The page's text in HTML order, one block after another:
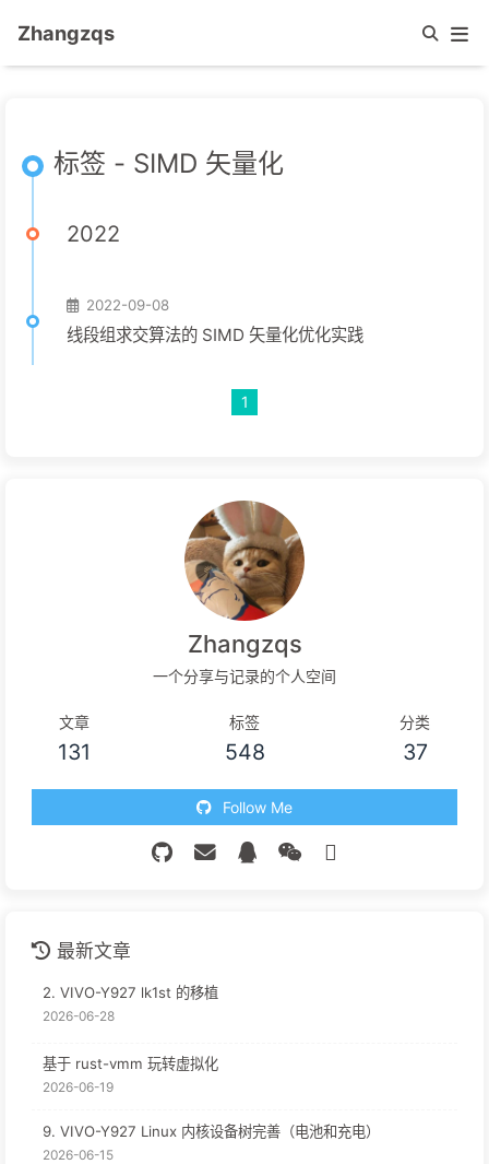
Zhangzqs
标签 - SIMD 矢量化
2022
2022-09-08
线段组求交算法的 SIMD 矢量化优化实践
1
Zhangzqs
一个分享与记录的个人空间
文章
131
标签
548
分类
37
Follow Me
最新文章
2. VIVO-Y927 lk1st 的移植
2026-06-28
基于 rust-vmm 玩转虚拟化
2026-06-19
9. VIVO-Y927 Linux 内核设备树完善（电池和充电）
2026-06-15